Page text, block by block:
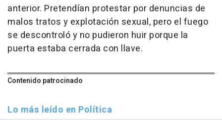
anterior. Pretendían protestar por denuncias de
malos tratos y explotación sexual, pero el fuego
se descontroló y no pudieron huir porque la
puerta estaba cerrada con llave.
Contenido patrocinado
Lo más leído en Política